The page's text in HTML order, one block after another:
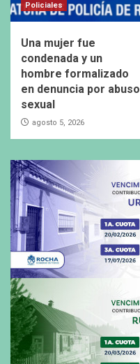
Policiales
Una mujer fue
condenada y un
hombre formalizado
en denuncia por abuso
sexual
agosto 5, 2026